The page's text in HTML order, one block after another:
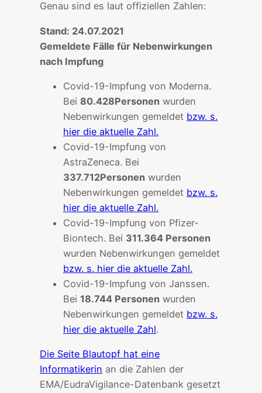
Genau sind es laut offiziellen Zahlen:
Stand: 24.07.2021
Gemeldete Fälle für Nebenwirkungen
nach Impfung
Covid-19-Impfung von Moderna.
Bei 80.428Personen wurden
Nebenwirkungen gemeldet bzw. s.
hier die aktuelle Zahl.
Covid-19-Impfung von
AstraZeneca. Bei
337.712Personen wurden
Nebenwirkungen gemeldet bzw. s.
hier die aktuelle Zahl.
Covid-19-Impfung von Pfizer-
Biontech. Bei 311.364 Personen
wurden Nebenwirkungen gemeldet
bzw. s. hier die aktuelle Zahl.
Covid-19-Impfung von Janssen.
Bei 18.744 Personen wurden
Nebenwirkungen gemeldet bzw. s.
hier die aktuelle Zahl.
Die Seite Blautopf hat eine
Informatikerin an die Zahlen der
EMA/EudraVigilance-Datenbank gesetzt